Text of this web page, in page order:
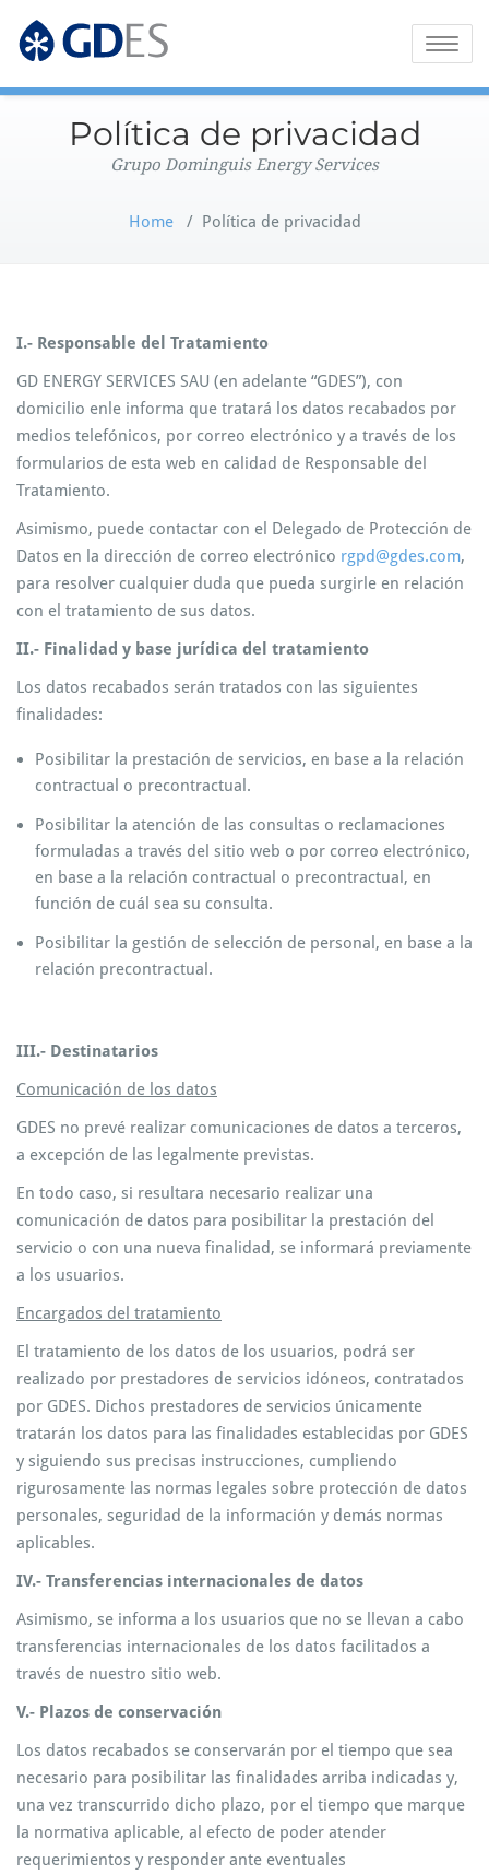
Grupo Dominguis Energy Services
Toggle
Política de privacidad
Grupo Dominguis Energy Services
Home/ Política de privacidad
I.- Responsable del Tratamiento
GD ENERGY SERVICES SAU (en adelante “GDES”), con
domicilio enle informa que tratará los datos recabados por
medios telefónicos, por correo electrónico y a través de los
formularios de esta web en calidad de Responsable del
Tratamiento.
Asimismo, puede contactar con el Delegado de Protección de
Datos en la dirección de correo electrónico rgpd@gdes.com,
para resolver cualquier duda que pueda surgirle en relación
con el tratamiento de sus datos.
II.- Finalidad y base jurídica del tratamiento
Los datos recabados serán tratados con las siguientes
finalidades:
Posibilitar la prestación de servicios, en base a la relación
contractual o precontractual.
Posibilitar la atención de las consultas o reclamaciones
formuladas a través del sitio web o por correo electrónico,
en base a la relación contractual o precontractual, en
función de cuál sea su consulta.
Posibilitar la gestión de selección de personal, en base a la
relación precontractual.
III.- Destinatarios
Comunicación de los datos
GDES no prevé realizar comunicaciones de datos a terceros,
a excepción de las legalmente previstas.
En todo caso, si resultara necesario realizar una
comunicación de datos para posibilitar la prestación del
servicio o con una nueva finalidad, se informará previamente
a los usuarios.
Encargados del tratamiento
El tratamiento de los datos de los usuarios, podrá ser
realizado por prestadores de servicios idóneos, contratados
por GDES. Dichos prestadores de servicios únicamente
tratarán los datos para las finalidades establecidas por GDES
y siguiendo sus precisas instrucciones, cumpliendo
rigurosamente las normas legales sobre protección de datos
personales, seguridad de la información y demás normas
aplicables.
IV.- Transferencias internacionales de datos
Asimismo, se informa a los usuarios que no se llevan a cabo
transferencias internacionales de los datos facilitados a
través de nuestro sitio web.
V.- Plazos de conservación
Los datos recabados se conservarán por el tiempo que sea
necesario para posibilitar las finalidades arriba indicadas y,
una vez transcurrido dicho plazo, por el tiempo que marque
la normativa aplicable, al efecto de poder atender
requerimientos y responder ante eventuales